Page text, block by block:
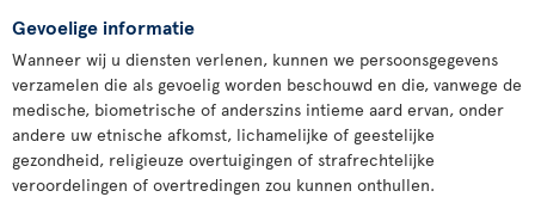
Gevoelige informatie
Wanneer wij u diensten verlenen, kunnen we persoonsgegevens
verzamelen die als gevoelig worden beschouwd en die, vanwege de
medische, biometrische of anderszins intieme aard ervan, onder
andere uw etnische afkomst, lichamelijke of geestelijke
gezondheid, religieuze overtuigingen of strafrechtelijke
veroordelingen of overtredingen zou kunnen onthullen.